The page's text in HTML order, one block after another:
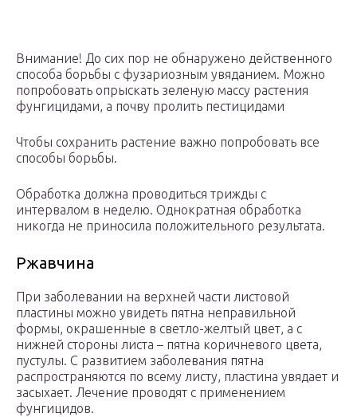
Внимание! До сих пор не обнаружено действенного
способа борьбы с фузариозным увяданием. Можно
попробовать опрыскать зеленую массу растения
фунгицидами, а почву пролить пестицидами
Чтобы сохранить растение важно попробовать все
способы борьбы.
Обработка должна проводиться трижды с
интервалом в неделю. Однократная обработка
никогда не приносила положительного результата.
Ржавчина
При заболевании на верхней части листовой
пластины можно увидеть пятна неправильной
формы, окрашенные в светло-желтый цвет, а с
нижней стороны листа – пятна коричневого цвета,
пустулы. С развитием заболевания пятна
распространяются по всему листу, пластина увядает и
засыхает. Лечение проводят с применением
фунгицидов.